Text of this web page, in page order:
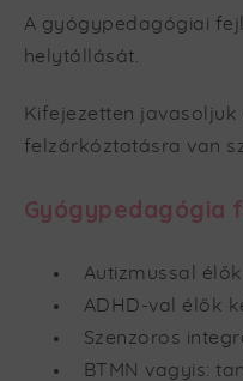
A gyógypedagógiai
helytállását.
Kifejezetten javasoljuk
felzárkóztatásra van
Gyógypedagógia
Autizmussal
ADHD-val élők
Szenzoros
BTMN vagyis: